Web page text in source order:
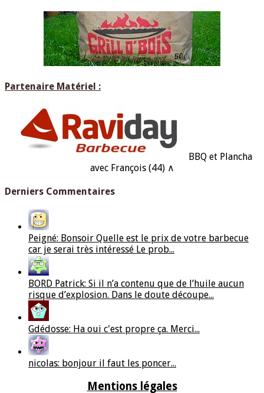
Partenaire Matériel :
BBQ et Plancha
avec François (44) ∧
Derniers Commentaires
Peigné: Bonsoir Quelle est le prix de votre barbecue
car je serai très intéressé Le prob...
BORD Patrick: Si il n’a contenu que de l’huile aucun
risque d’explosion. Dans le doute découpe...
Gdédosse: Ha oui c'est propre ça. Merci...
nicolas: bonjour il faut les poncer...
Mentions légales